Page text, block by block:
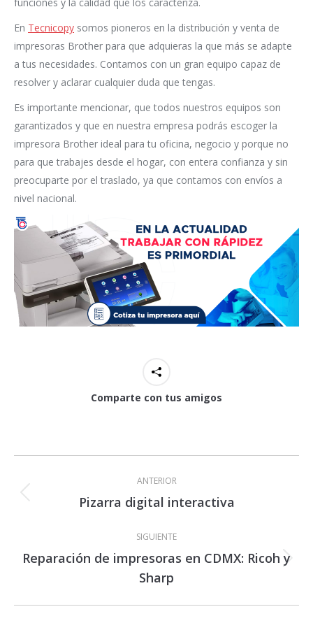
funciones y la calidad que los caracteriza.
En Tecnicopy somos pioneros en la distribución y venta de
impresoras Brother para que adquieras la que más se adapte
a tus necesidades. Contamos con un gran equipo capaz de
resolver y aclarar cualquier duda que tengas.
Es importante mencionar, que todos nuestros equipos son
garantizados y que en nuestra empresa podrás escoger la
impresora Brother ideal para tu oficina, negocio y porque no
para que trabajes desde el hogar, con entera confianza y sin
preocuparte por el traslado, ya que contamos con envíos a
nivel nacional.
Comparte con tus amigos
Navegación
entre
publicaciones
ANTERIOR
Publicación
Pizarra digital interactiva
SIGUIENTE
Publicación
siguiente:
Reparación de impresoras en CDMX: Ricoh y
Sharp